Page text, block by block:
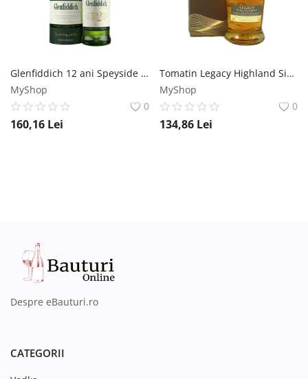
Glenfiddich 12 ani Speyside Single Malt Scotch Whisky 0.7L Glenfiddich
MyShop
0
160,16 Lei
Tomatin Legacy Highland Single Malt Scotch Whisky 0.7L Tomatin
MyShop
0
134,86 Lei
Despre eBauturi.ro
CATEGORII